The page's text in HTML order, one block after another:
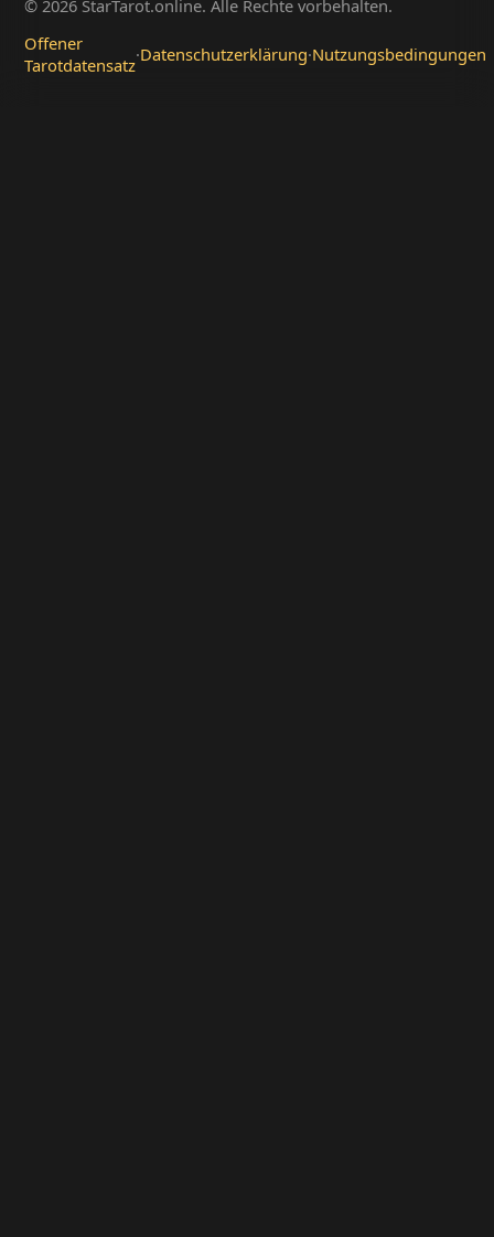
© 2026 StarTarot.online. Alle Rechte vorbehalten.
Offener
Tarotdatensatz·Datenschutzerklärung·Nutzungsbedingungen